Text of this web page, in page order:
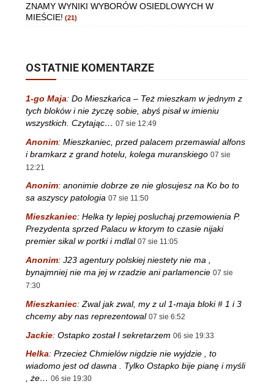
ZNAMY WYNIKI WYBORÓW OSIEDLOWYCH W
MIEŚCIE! (21)
OSTATNIE KOMENTARZE
1-go Maja: Do Mieszkańca – Też mieszkam w jednym z
tych bloków i nie życzę sobie, abyś pisał w imieniu
wszystkich. Czytając… 07 sie 12:49
Anonim: Mieszkaniec, przed palacem przemawial alfons
i bramkarz z grand hotelu, kolega muranskiego 07 sie
12:21
Anonim: anonimie dobrze ze nie glosujesz na Ko bo to
sa aszyscy patologia 07 sie 11:50
Mieszkaniec: Helka ty lepiej posluchaj przemowienia P.
Prezydenta sprzed Palacu w ktorym to czasie nijaki
premier sikal w portki i mdlal 07 sie 11:05
Anonim: J23 agentury polskiej niestety nie ma ,
bynajmniej nie ma jej w rzadzie ani parlamencie 07 sie
7:30
Mieszkaniec: Zwal jak zwal, my z ul 1-maja bloki # 1 i 3
chcemy aby nas reprezentowal 07 sie 6:52
Jackie: Ostapko został I sekretarzem 06 sie 19:33
Helka: Przecież Chmielów nigdzie nie wyjdzie , to
wiadomo jest od dawna . Tylko Ostapko bije pianę i myśli
, że… 06 sie 19:30